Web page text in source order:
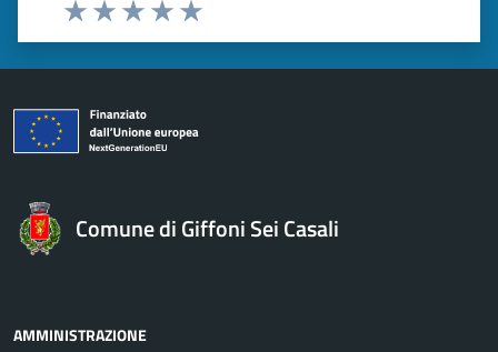
Valuta 5 stelle su 5
Valuta 4 stelle su 5
Valuta 3 stelle su 5
Valuta 2 stelle su 5
Valuta 1 stelle su 5
Comune di Giffoni Sei Casali
AMMINISTRAZIONE